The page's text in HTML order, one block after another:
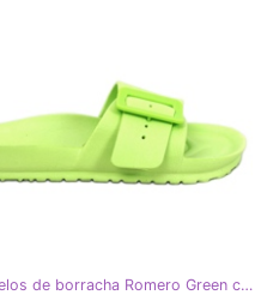
BM Chinelos de borracha Romero Green com fivela verde